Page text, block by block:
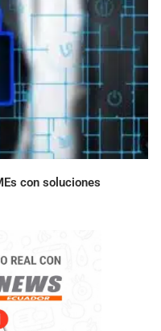
con soluciones